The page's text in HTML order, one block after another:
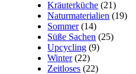
Kräuterküche (21)
Naturmaterialien (19)
Sommer(14)
Süße Sachen (25)
Upcycling (9)
Winter(22)
Zeitloses (22)